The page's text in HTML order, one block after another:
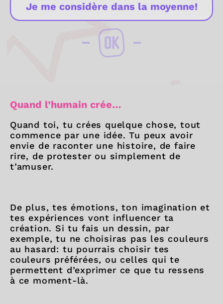
Je me considère dans la moyenne!
OK
Quand l’humain crée…
Quand toi, tu crées quelque chose, tout
commence par une idée. Tu peux avoir
envie de raconter une histoire, de faire
rire, de protester ou simplement de
t’amuser.
De plus, tes émotions, ton imagination et
tes expériences vont influencer ta
création. Si tu fais un dessin, par
exemple, tu ne choisiras pas les couleurs
au hasard: tu pourrais choisir tes
couleurs préférées, ou celles qui te
permettent d’exprimer ce que tu ressens
à ce moment-là.